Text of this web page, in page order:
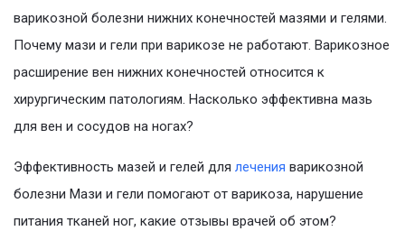
варикозной болезни нижних конечностей мазями и гелями.
Почему мази и гели при варикозе не работают. Варикозное
расширение вен нижних конечностей относится к
хирургическим патологиям. Насколько эффективна мазь
для вен и сосудов на ногах?
Эффективность мазей и гелей для лечения варикозной
болезни Мази и гели помогают от варикоза, нарушение
питания тканей ног, какие отзывы врачей об этом?